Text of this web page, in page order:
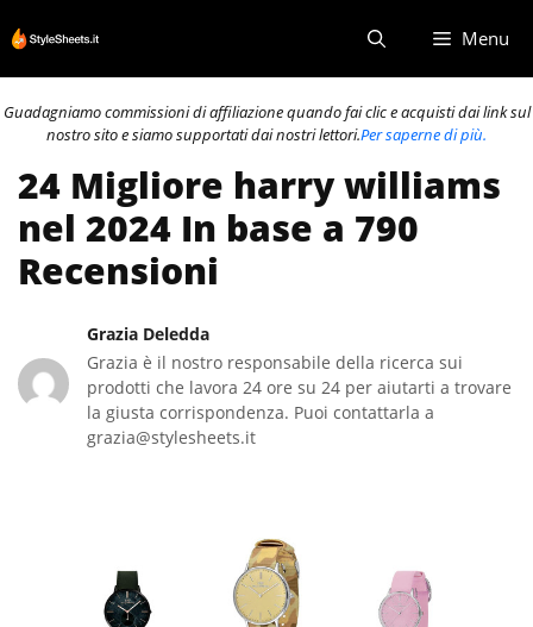
al
contenuto
Menu
Guadagniamo commissioni di affiliazione quando fai clic e acquisti dai link sul
nostro sito e siamo supportati dai nostri lettori.Per saperne di più.
24 Migliore harry williams
nel 2024 In base a 790
Recensioni
Grazia Deledda
Grazia è il nostro responsabile della ricerca sui
prodotti che lavora 24 ore su 24 per aiutarti a trovare
la giusta corrispondenza. Puoi contattarla a
grazia@stylesheets.it